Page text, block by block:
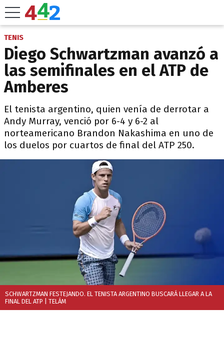
TENIS
Diego Schwartzman avanzó a
las semifinales en el ATP de
Amberes
El tenista argentino, quien venía de derrotar a
Andy Murray, venció por 6-4 y 6-2 al
norteamericano Brandon Nakashima en uno de
los duelos por cuartos de final del ATP 250.
SCHWARTZMAN FESTEJANDO. EL TENISTA ARGENTINO BUSCARÁ LLEGAR A LA
FINAL DEL ATP | TELÁM